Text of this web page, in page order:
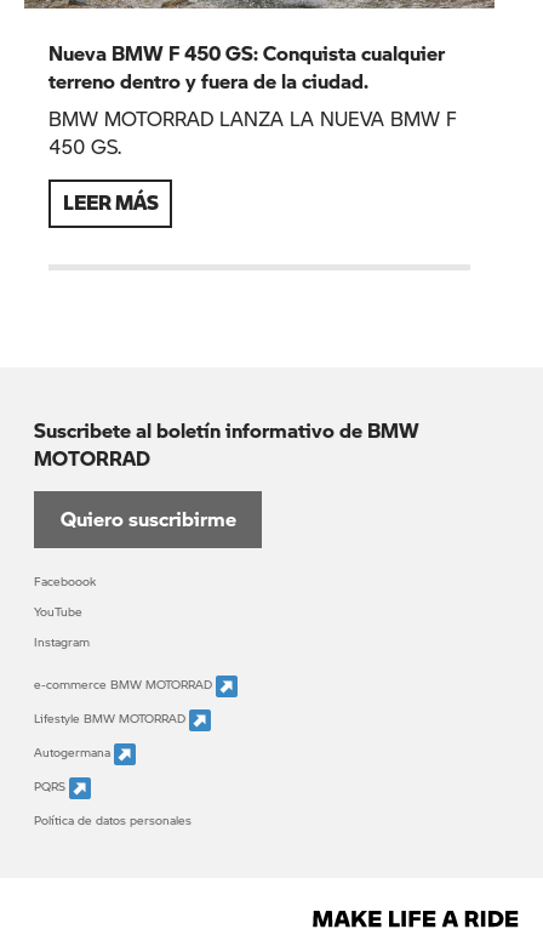
Nueva BMW F 450 GS: Conquista cualquier
terreno dentro y fuera de la ciudad.
BMW MOTORRAD LANZA LA NUEVA BMW F
450 GS.
LEER MÁS
Suscribete al boletín informativo de BMW
MOTORRAD
Quiero suscribirme
Faceboook
YouTube
Instagram
e-commerce BMW MOTORRAD
Lifestyle BMW MOTORRAD
Autogermana
PQRS
Política de datos personales